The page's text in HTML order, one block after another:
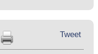
Tweet